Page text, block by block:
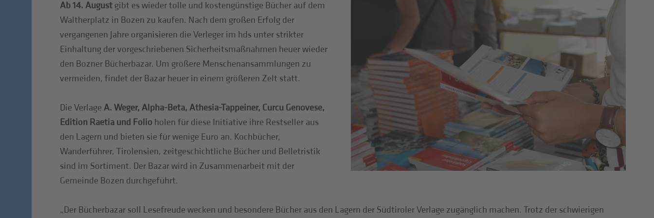
Ab 14. August gibt es wieder tolle und kostengünstige Bücher auf dem
Waltherplatz in Bozen zu kaufen. Nach dem großen Erfolg der
vergangenen Jahre organisieren die Verleger im hds unter strikter
Einhaltung der vorgeschriebenen Sicherheitsmaßnahmen heuer wieder
den Bozner Bücherbazar. Um größere Menschenansammlungen zu
vermeiden, findet der Bazar heuer in einem größeren Zelt statt.
Die Verlage A. Weger, Alpha-Beta, Athesia-Tappeiner, Curcu Genovese,
Edition Raetia und Folio holen für diese Initiative ihre Restseller aus
den Lagern und bieten sie für wenige Euro an. Kochbücher,
Wanderführer, Tirolensien, zeitgeschichtliche Bücher und Belletristik
sind im Sortiment. Der Bazar wird in Zusammenarbeit mit der
Gemeinde Bozen durchgeführt.
„Der Bücherbazar soll Lesefreude wecken und besondere Bücher aus den Lagern der Südtiroler Verlage zugänglich machen. Trotz der schwierigen